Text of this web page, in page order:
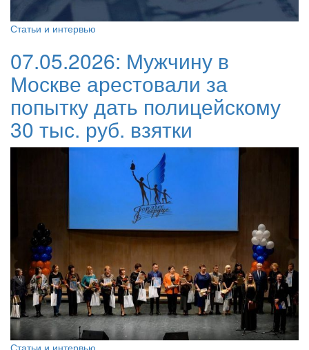
Статьи и интервью
07.05.2026: Мужчину в
Москве арестовали за
попытку дать полицейскому
30 тыс. руб. взятки